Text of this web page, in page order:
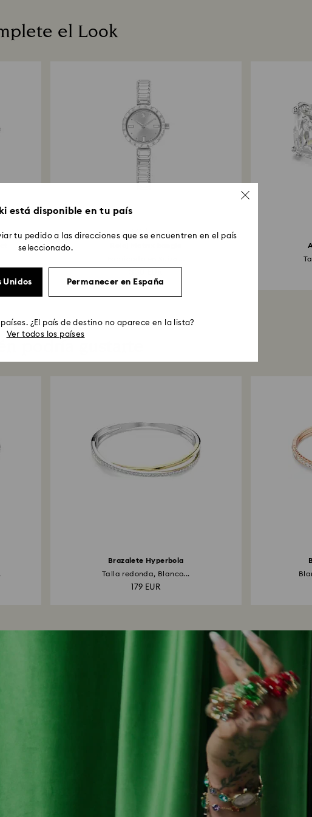
días laborales hasta que el crédito se aplique al
Devoluciónes por medio de tienda Swarovski: Las
procesarán mediante el método de pago
7 días laborables en aplicarse el crédito.
el Look
podría gustarte
Brazalete Hyperbola
Talla redonda, Blanco...
179 EUR
está disponible en tu país
tu pedido a las direcciones que se encuentren en el país
seleccionado.
Unidos Permanecer en España
¿El país de destino no aparece en la lista?
Ver todos los países